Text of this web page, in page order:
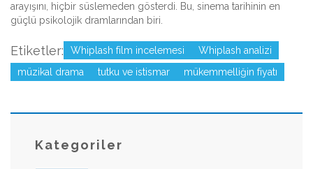
arayışını, hiçbir süslemeden gösterdi. Bu, sinema tarihinin en
güçlü psikolojik dramlarından biri.
Etiketler: Whiplash film incelemesi
Whiplash analizi
müzikal drama
tutku ve istismar mükemmelliğin fiyatı
Kategoriler